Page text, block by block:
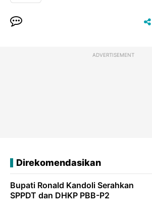
ADVERTISEMENT
Direkomendasikan
Bupati Ronald Kandoli Serahkan
SPPDT dan DHKP PBB-P2